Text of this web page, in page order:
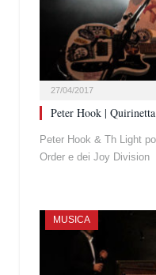
27/04/2017
Peter Hook | Quirinetta
Peter Hook & Th Light
Order e dei Joy Division
MUSICA